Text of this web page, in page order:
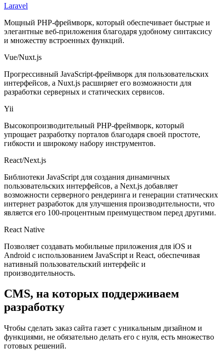
Laravel
Мощный PHP-фреймворк, который обеспечивает быстрые и
элегантные веб-приложения благодаря удобному синтаксису
и множеству встроенных функций.
Vue/Nuxt.js
Прогрессивный JavaScript-фреймворк для пользовательских
интерфейсов, а Nuxt.js расширяет его возможности для
разработки серверных и статических сервисов.
Yii
Высокопроизводительный PHP-фреймворк, который
упрощает разработку порталов благодаря своей простоте,
гибкости и широкому набору инструментов.
React/Next.js
Библиотеки JavaScript для создания динамичных
пользовательских интерфейсов, а Next.js добавляет
возможности серверного рендеринга и генерации статических
интернет разработок для улучшения производительности, что
является его 100-процентным преимуществом перед другими.
React Native
Позволяет создавать мобильные приложения для iOS и
Android с использованием JavaScript и React, обеспечивая
нативный пользовательский интерфейс и
производительность.
CMS, на которых поддерживаем
разработку
Чтобы сделать заказ сайта газет с уникальным дизайном и
функциями, не обязательно делать его с нуля, есть множество
готовых решений.